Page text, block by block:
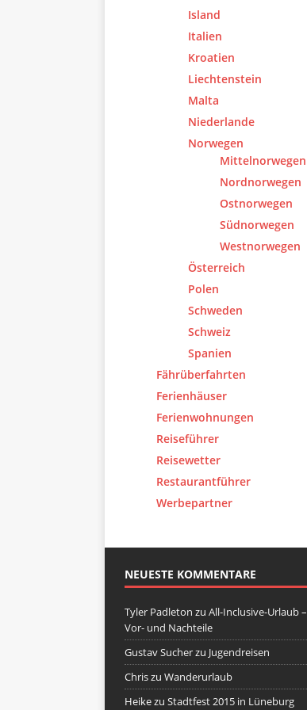
Island
Italien
Kroatien
Liechtenstein
Malta
Niederlande
Norwegen
Mittelnorwegen
Nordnorwegen
Ostnorwegen
Südnorwegen
Westnorwegen
Österreich
Polen
Schweden
Schweiz
Spanien
Fährüberfahrten
Ferienhäuser
Ferienwohnungen
Reiseführer
Reisewetter
Restaurantführer
Werbepartner
NEUESTE KOMMENTARE
Tyler Padleton zu All-Inclusive-Urlaub –
Vor- und Nachteile
Gustav Sucherzu Jugendreisen
Chriszu Wanderurlaub
Heikezu Stadtfest 2015 in Lüneburg